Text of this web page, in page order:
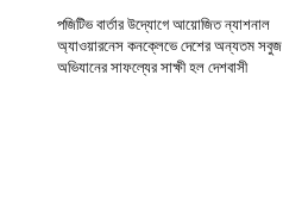
পজিটিভ বার্তার উদ্যোগে আয়োজিত ন্যাশনাল
অ্যাওয়ারনেস কনক্লেভে দেশের অন্যতম সবুজ
অভিযানের সাফল্যের সাক্ষী হল দেশবাসী